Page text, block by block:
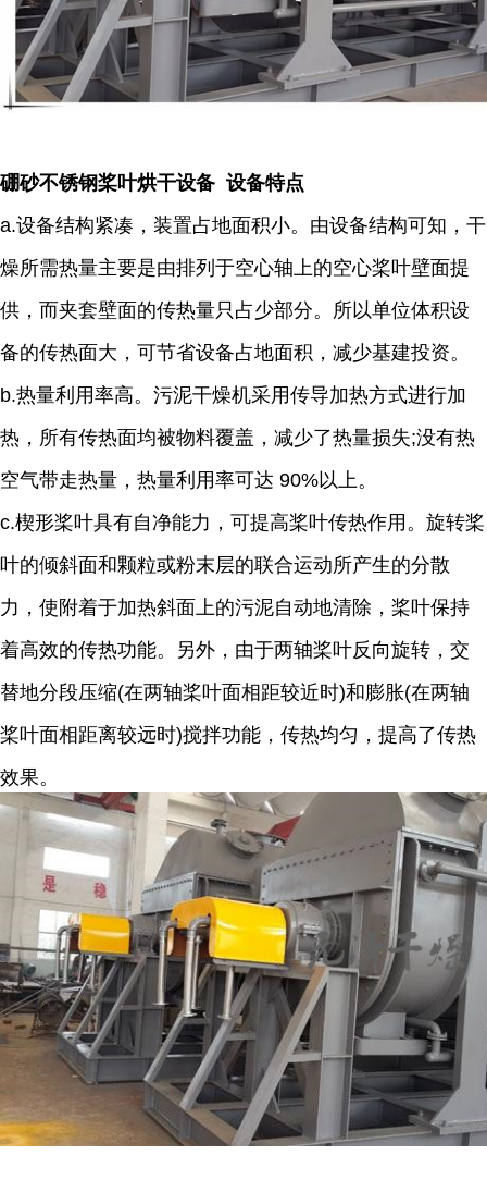
硼砂不锈钢桨叶烘干设备 设备特点
a.设备结构紧凑，装置占地面积小。由设备结构可知，干
燥所需热量主要是由排列于空心轴上的空心桨叶壁面提
供，而夹套壁面的传热量只占少部分。所以单位体积设
备的传热面大，可节省设备占地面积，减少基建投资。
b.热量利用率高。污泥干燥机采用传导加热方式进行加
热，所有传热面均被物料覆盖，减少了热量损失;没有热
空气带走热量，热量利用率可达 90%以上。
c.楔形桨叶具有自净能力，可提高桨叶传热作用。旋转桨
叶的倾斜面和颗粒或粉末层的联合运动所产生的分散
力，使附着于加热斜面上的污泥自动地清除，桨叶保持
着高效的传热功能。另外，由于两轴桨叶反向旋转，交
替地分段压缩(在两轴桨叶面相距较近时)和膨胀(在两轴
桨叶面相距离较远时)搅拌功能，传热均匀，提高了传热
效果。